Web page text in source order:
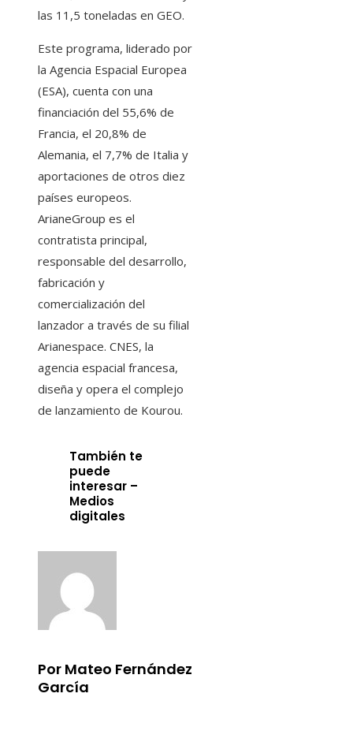
las 11,5 toneladas en GEO.
Este programa, liderado por
la Agencia Espacial Europea
(ESA), cuenta con una
financiación del 55,6% de
Francia, el 20,8% de
Alemania, el 7,7% de Italia y
aportaciones de otros diez
países europeos.
ArianeGroup es el
contratista principal,
responsable del desarrollo,
fabricación y
comercialización del
lanzador a través de su filial
Arianespace. CNES, la
agencia espacial francesa,
diseña y opera el complejo
de lanzamiento de Kourou.
También te
puede
interesar –
Medios
digitales
Por Mateo Fernández
García